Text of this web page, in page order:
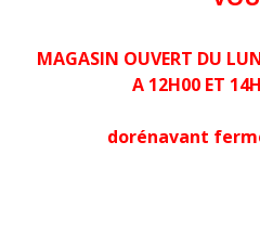
MAGASIN OUVERT DU
A 12H00 ET
dorénavant